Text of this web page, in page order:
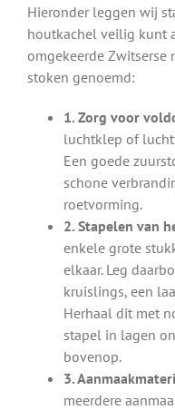
Hieronder leggen wij
houtkachel veilig kunt
omgekeerde
stoken genoemd:
1. Zorg voor
luchtklep of
Een goede
schone
roetvorming.
2. Stapelen van
enkele grote
elkaar. Leg
kruislings, een
Herhaal dit met
stapel in lagen
bovenop.
3.
meerdere